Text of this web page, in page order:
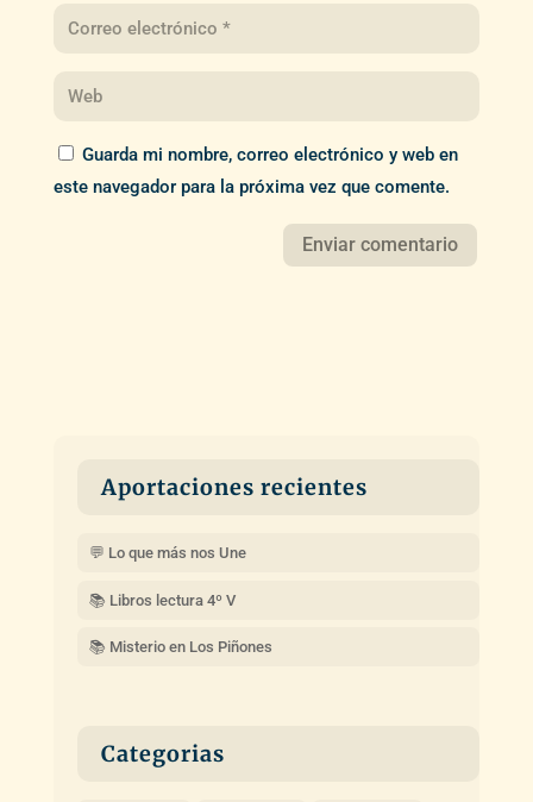
Guarda mi nombre, correo electrónico y web en
este navegador para la próxima vez que comente.
Aportaciones recientes
💬 Lo que más nos Une
📚 Libros lectura 4º V
📚 Misterio en Los Piñones
Categorias